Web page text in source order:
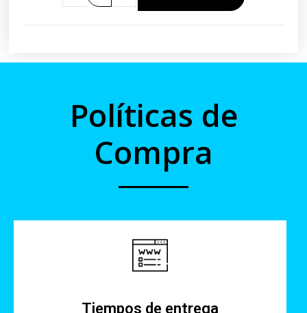
Políticas de
Compra
Tiempos de entrega